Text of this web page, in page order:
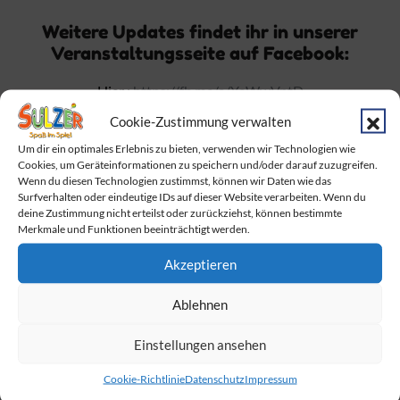
Cookie-Zustimmung verwalten
Um dir ein optimales Erlebnis zu bieten, verwenden wir Technologien wie
Cookies, um Geräteinformationen zu speichern und/oder darauf zuzugreifen.
Wenn du diesen Technologien zustimmst, können wir Daten wie das
Surfverhalten oder eindeutige IDs auf dieser Website verarbeiten. Wenn du
deine Zustimmung nicht erteilst oder zurückziehst, können bestimmte
Merkmale und Funktionen beeinträchtigt werden.
Akzeptieren
Ablehnen
Einstellungen ansehen
Cookie-RichtlinieDatenschutzImpressum
Weitere Updates findet ihr in unserer
Veranstaltungsseite auf Facebook:
Hier :https://fb.me/e/YeWwVptD
Euer Spielwaren Sulzer Team
Gefällt mir:
Sammelkarten Tausch-Event
eure exklusive Pikachu-